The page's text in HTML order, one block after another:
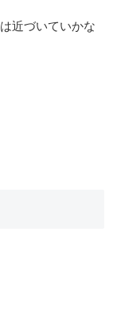
近づいていかな